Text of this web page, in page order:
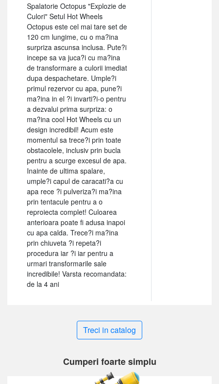
Spalatorie Octopus "Explozie de
Culori" Setul Hot Wheels
Octopus este cel mai tare set de
120 cm lungime, cu o ma?ina
surpriza ascunsa inclusa. Pute?i
incepe sa va juca?i cu ma?ina
de transformare a culorii imediat
dupa despachetare. Umple?i
primul rezervor cu apa, pune?i
ma?ina in el ?i invarti?i-o pentru
a dezvalui prima surpriza: o
ma?ina cool Hot Wheels cu un
design incredibil! Acum este
momentul sa trece?i prin toate
obstacolele, inclusiv prin bucla
pentru a scurge excesul de apa.
Inainte de ultima spalare,
umple?i capul de caracati?a cu
apa rece ?i pulveriza?i ma?ina
prin tentacule pentru a o
reproiecta complet! Culoarea
anterioara poate fi adusa inapoi
cu apa calda. Trece?i ma?ina
prin chiuveta ?i repeta?i
procedura iar ?i iar pentru a
urmari transformarile sale
incredibile! Varsta recomandata:
de la 4 ani
Treci in catalog
Cumperi foarte simplu